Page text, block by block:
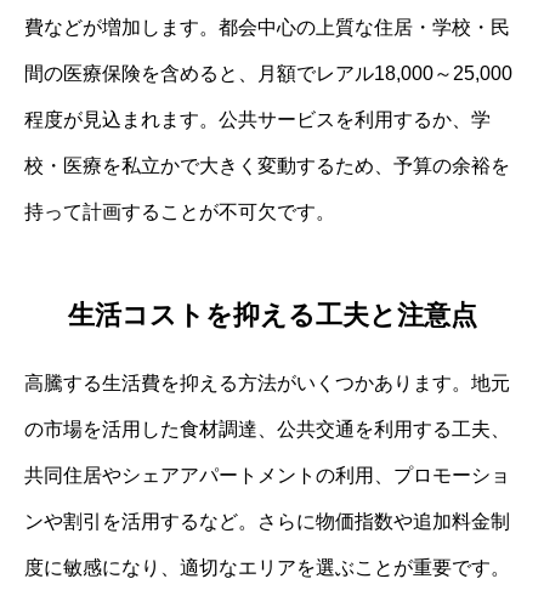
費などが増加します。都会中心の上質な住居・学校・民
間の医療保険を含めると、月額でレアル18,000～25,000
程度が見込まれます。公共サービスを利用するか、学
校・医療を私立かで大きく変動するため、予算の余裕を
持って計画することが不可欠です。
生活コストを抑える工夫と注意点
高騰する生活費を抑える方法がいくつかあります。地元
の市場を活用した食材調達、公共交通を利用する工夫、
共同住居やシェアアパートメントの利用、プロモーショ
ンや割引を活用するなど。さらに物価指数や追加料金制
度に敏感になり、適切なエリアを選ぶことが重要です。